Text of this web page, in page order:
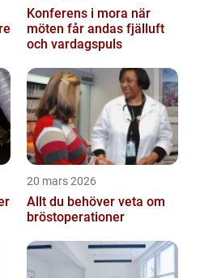
Konferens i mora när
möten får andas fjälluft
och vardagspuls
20 mars 2026
Allt du behöver veta om
bröstoperationer